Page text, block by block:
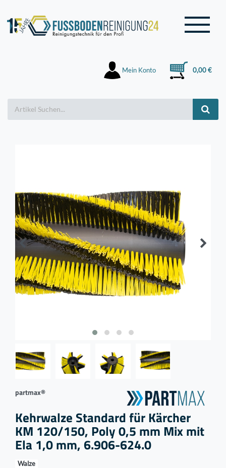
Mein Konto 0,00 €
partmax®
Kehrwalze Standard für Kärcher
KM 120/150, Poly 0,5 mm Mix mit
Ela 1,0 mm, 6.906-624.0
Walze